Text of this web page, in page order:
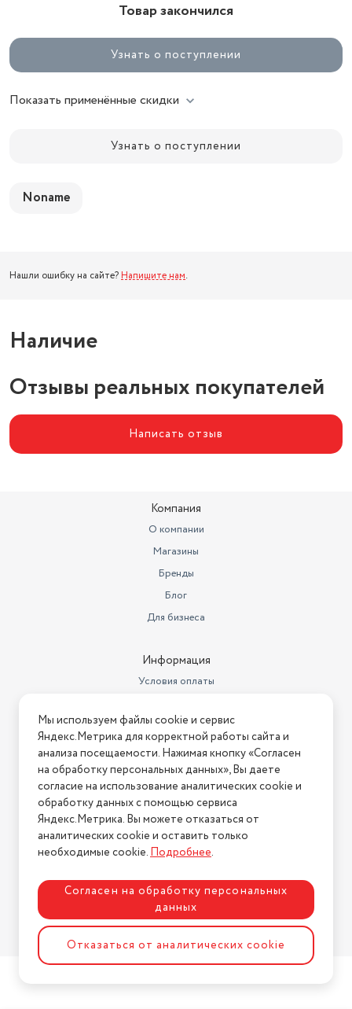
Товар закончился
Узнать о поступлении
Показать применённые скидки
Узнать о поступлении
Noname
Нашли ошибку на сайте? Напишите нам.
Наличие
Отзывы реальных покупателей
Написать отзыв
Компания
О компании
Магазины
Бренды
Блог
Для бизнеса
Информация
Условия оплаты
Условия возврата
Нашли ошибку на сайте? Напишите нам
2026 © Интернет-магазин "АстМаркет". У нас есть всё!
Политика конфиденциальности
Разработка сайтаASTDESIGN
Мы используем файлы cookie и сервис
Яндекс.Метрика для корректной работы сайта и
анализа посещаемости. Нажимая кнопку «Согласен
на обработку персональных данных», Вы даете
согласие на использование аналитических cookie и
обработку данных с помощью сервиса
Яндекс.Метрика. Вы можете отказаться от
аналитических cookie и оставить только
необходимые cookie.Подробнее.
Согласен на обработку персональных
данных
Отказаться от аналитических cookie